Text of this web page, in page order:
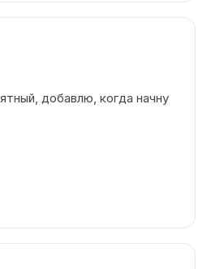
добавлю, когда начну